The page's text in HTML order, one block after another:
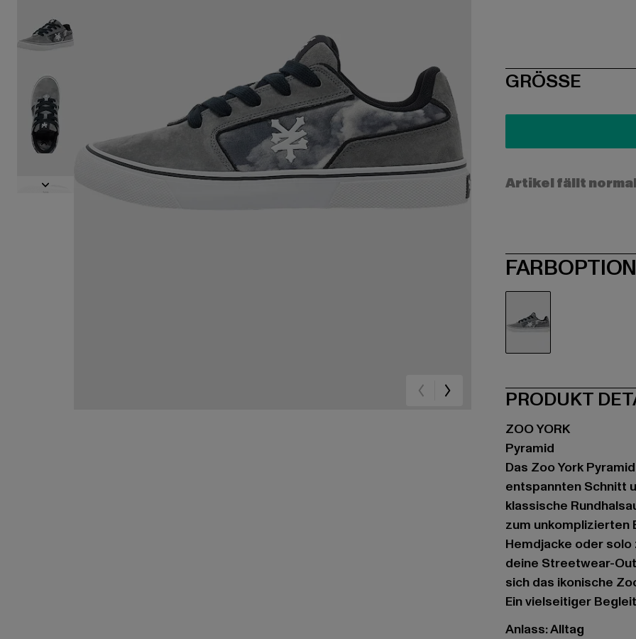
SIZE
GRÖSSE
Artikel fällt
PRODUKT
ZOO YORK
Pyramid
Das Zoo York
entspannten Schnitt
klassische
zum unkomplizierten
Hemdjacke oder
deine Streetwear-
sich das ikonische
Ein vielseitiger
Anlass: Alltag